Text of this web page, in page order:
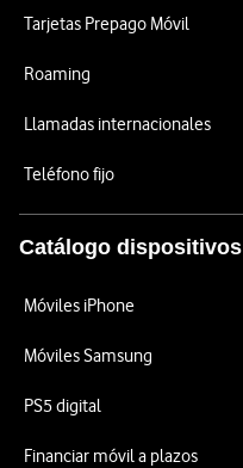
Tarjetas Prepago Móvil
Roaming
Llamadas internacionales
Teléfono fijo
Catálogo dispositivos
Móviles iPhone
Móviles Samsung
PS5 digital
Financiar móvil a plazos